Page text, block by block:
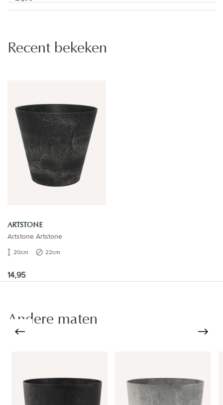
Recent bekeken
ARTSTONE
Artstone Artstone
20cm 22cm
14,95
Andere maten